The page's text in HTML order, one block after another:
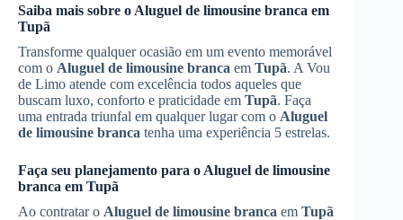
Saiba mais sobre o Aluguel de limousine branca em
Tupã
Transforme qualquer ocasião em um evento memorável
com o Aluguel de limousine branca em Tupã. A Vou
de Limo atende com excelência todos aqueles que
buscam luxo, conforto e praticidade em Tupã. Faça
uma entrada triunfal em qualquer lugar com o Aluguel
de limousine branca tenha uma experiência 5 estrelas.
Faça seu planejamento para o Aluguel de limousine
branca em Tupã
Ao contratar o Aluguel de limousine branca em Tupã